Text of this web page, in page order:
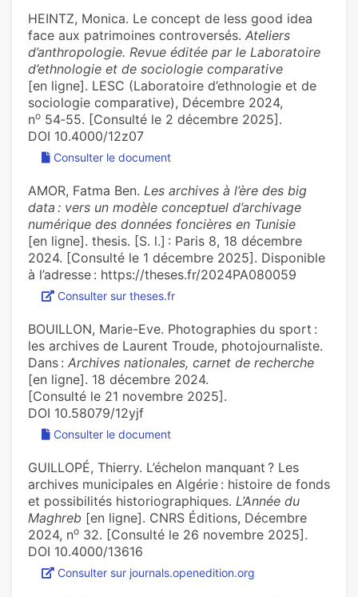
HEINTZ, Monica. Le concept de less good idea
face aux patrimoines controversés. Ateliers
d’anthropologie. Revue éditée par le Laboratoire
d’ethnologie et de sociologie comparative
[en ligne]. LESC (Laboratoire d’ethnologie et de
sociologie comparative), Décembre 2024,
no 54‑55. [Consulté le 2 décembre 2025].
DOI 10.4000/12z07
Consulter le document
AMOR, Fatma Ben. Les archives à l’ère des big
data : vers un modèle conceptuel d’archivage
numérique des données foncières en Tunisie
[en ligne]. thesis. [S. l.] : Paris 8, 18 décembre
2024. [Consulté le 1 décembre 2025]. Disponible
à l’adresse : https://theses.fr/2024PA080059
Consulter sur theses.fr
BOUILLON, Marie-Eve. Photographies du sport :
les archives de Laurent Troude, photojournaliste.
Dans : Archives nationales, carnet de recherche
[en ligne]. 18 décembre 2024.
[Consulté le 21 novembre 2025].
DOI 10.58079/12yjf
Consulter le document
GUILLOPÉ, Thierry. L’échelon manquant ? Les
archives municipales en Algérie : histoire de fonds
et possibilités historiographiques. L’Année du
Maghreb [en ligne]. CNRS Éditions, Décembre
2024, no 32. [Consulté le 26 novembre 2025].
DOI 10.4000/13616
Consulter sur journals.openedition.org